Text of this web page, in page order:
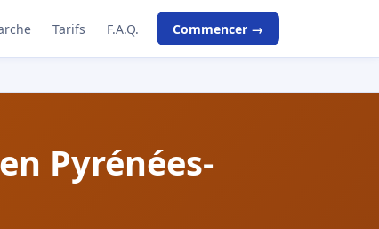
Tarifs F.A.Q. Commencer →
Pyrénées-